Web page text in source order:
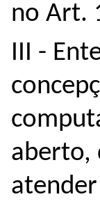
no Art.
III -
aberto,